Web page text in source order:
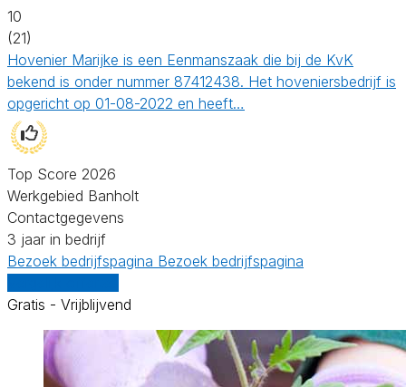
10
(21)
Hovenier Marijke is een Eenmanszaak die bij de KvK
bekend is onder nummer 87412438. Het hoveniersbedrijf is
opgericht op 01-08-2022 en heeft…
Top Score 2026
Werkgebied Banholt
Contactgegevens
3 jaar in bedrijf
Bezoek bedrijfspagina Bezoek bedrijfspagina
Gratis - Vrijblijvend